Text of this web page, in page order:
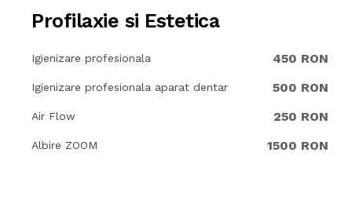
Profilaxie si Estetica
Igienizare profesionala 450 RON
Igienizare profesionala aparat dentar 500 RON
Air Flow 250 RON
Albire ZOOM 1500 RON